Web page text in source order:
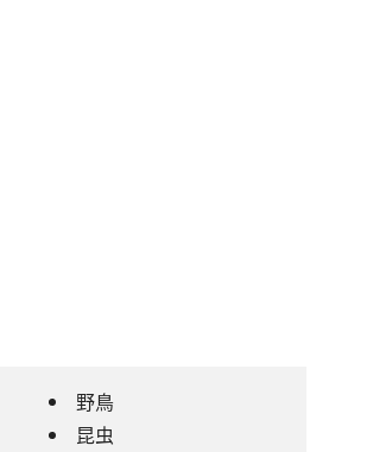
野鳥
昆虫